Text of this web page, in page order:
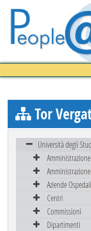
Tor
Università degli
Aziende
Centri
Commissioni
Dipartimenti